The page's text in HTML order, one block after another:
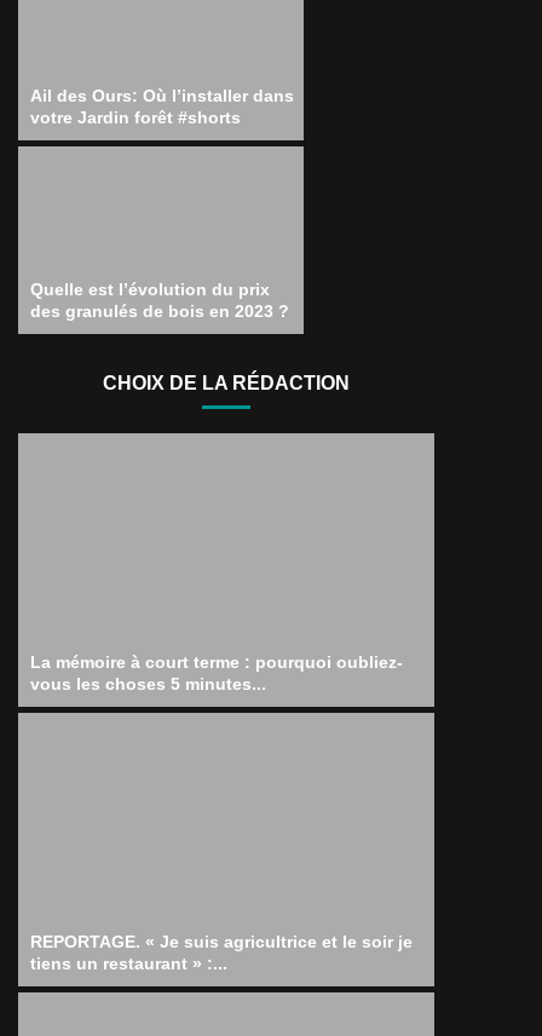
Ail des Ours: Où l’installer dans
votre Jardin forêt #shorts
Quelle est l’évolution du prix
des granulés de bois en 2023 ?
CHOIX DE LA RÉDACTION
La mémoire à court terme : pourquoi oubliez-
vous les choses 5 minutes...
REPORTAGE. « Je suis agricultrice et le soir je
tiens un restaurant » :...